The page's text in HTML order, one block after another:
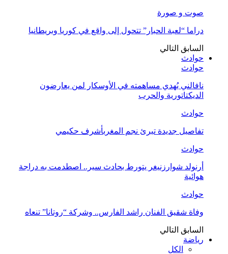
صوت و صورة
دراما “لعبة الحبار” تتحول إلى واقع في كوريا وبريطانيا
السابق التالي
حوادث
حوادث
نافالني يُهدي مساهمته في الأوسكار لمن يعارضون
الديكتاتورية والحرب
حوادث
تفاصيل جديدة تبرئ نجم المغربأشرف حكيمي
حوادث
أرنولد شوارزنيغر يتورط بحادث سير.. اصطدمت به دراجة
هوائية
حوادث
وفاة شقيق الفنان راشد الفارس.. وشركة “روتانا” تنعاه
السابق التالي
رياضة
الكل